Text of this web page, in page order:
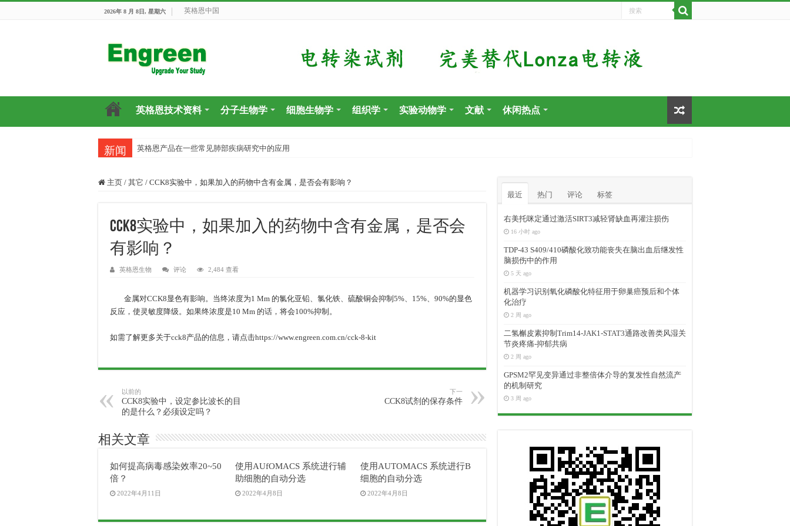
2026年 8 月 8日, 星期六 英格恩中国
英格恩技术资料 分子生物学 细胞生物学 组织学 实验动物学 文献 休闲热点
新闻 英格恩产品在一些常见肺部疾病研究中的应用
主页 / 其它 / CCK8实验中，如果加入的药物中含有金属，是否会有影响？
CCK8实验中，如果加入的药物中含有金属，是否会
有影响？
英格恩生物 评论 2,484 查看
金属对CCK8显色有影响。当终浓度为1 Mm 的氯化亚铅、氯化铁、硫酸铜会抑制5%、15%、90%的显色
反应，使灵敏度降级。如果终浓度是10 Mm 的话，将会100%抑制。
如需了解更多关于cck8产品的信息，请点击https://www.engreen.com.cn/cck-8-kit
以前的
CCK8实验中，设定参比波长的目
的是什么？必须设定吗？
下一
CCK8试剂的保存条件
相关文章
如何提高病毒感染效率20~50
倍？
2022年4月11日
使用AUfOMACS 系统进行辅
助细胞的自动分选
2022年4月8日
使用AUTOMACS 系统进行B
细胞的自动分选
2022年4月8日
最近 热门 评论 标签
右美托咪定通过激活SIRT3减轻肾缺血再灌注损伤
16 小时 ago
TDP-43 S409/410磷酸化致功能丧失在脑出血后继发性
脑损伤中的作用
5 天 ago
机器学习识别氧化磷酸化特征用于卵巢癌预后和个体
化治疗
2 周 ago
二氢槲皮素抑制Trim14-JAK1-STAT3通路改善类风湿关
节炎疼痛-抑郁共病
2 周 ago
GPSM2罕见变异通过非整倍体介导的复发性自然流产
的机制研究
3 周 ago